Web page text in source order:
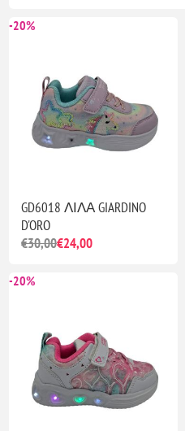
-20%
GD6018 ΛΙΛΑ GIARDINO
D'ORO
€30,00€24,00
-20%